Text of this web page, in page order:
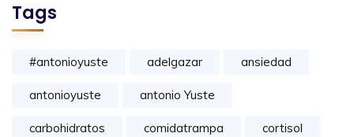
Tags
#antonioyuste adelgazar ansiedad
antonioyuste antonio Yuste
carbohidratos comidatrampa cortisol